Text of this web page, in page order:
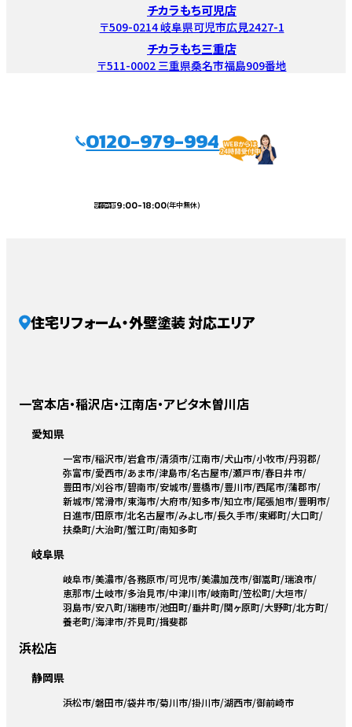
チカラもち可児店
〒509-0214 岐阜県可児市広見2427-1
チカラもち三重店
〒511-0002 三重県桑名市福島909番地
0120-979-994
受付時間9:00-18:00(年中無休)
住宅リフォーム・外壁塗装 対応エリア
一宮本店・稲沢店・江南店・アピタ木曽川店
愛知県
一宮市 稲沢市 岩倉市 清須市 江南市 犬山市 小牧市 丹羽郡
弥富市 愛西市 あま市 津島市 名古屋市 瀬戸市 春日井市
豊田市 刈谷市 碧南市 安城市 豊橋市 豊川市 西尾市 蒲郡市
新城市 常滑市 東海市 大府市 知多市 知立市 尾張旭市 豊明市
日進市 田原市 北名古屋市 みよし市 長久手市 東郷町 大口町
扶桑町 大治町 蟹江町 南知多町
岐阜県
岐阜市 美濃市 各務原市 可児市 美濃加茂市 御嵩町 瑞浪市
恵那市 土岐市 多治見市 中津川市 岐南町 笠松町 大垣市
羽島市 安八町 瑞穂市 池田町 垂井町 関ヶ原町 大野町 北方町
養老町 海津市 芥見町 揖斐郡
浜松店
静岡県
浜松市 磐田市 袋井市 菊川市 掛川市 湖西市 御前崎市